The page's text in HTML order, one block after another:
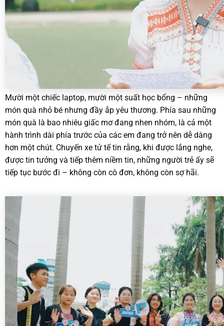
Mười một chiếc laptop, mười một suất học bổng – những
món quà nhỏ bé nhưng đầy ắp yêu thương. Phía sau những
món quà là bao nhiêu giấc mơ đang nhen nhóm, là cả một
hành trình dài phía trước của các em đang trở nên dễ dàng
hơn một chút. Chuyến xe tử tế tin rằng, khi được lắng nghe,
được tin tưởng và tiếp thêm niềm tin, những người trẻ ấy sẽ
tiếp tục bước đi – không còn cô đơn, không còn sợ hãi.